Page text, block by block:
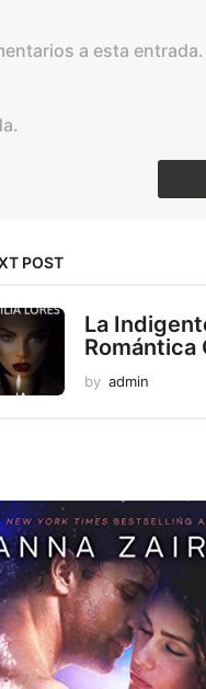
a esta entrada.
POST
La
Romántica
by admin